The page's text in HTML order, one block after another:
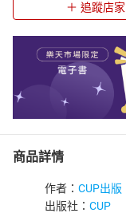
追蹤店家
商品詳情
作者： CUP出版
出版社： CUP